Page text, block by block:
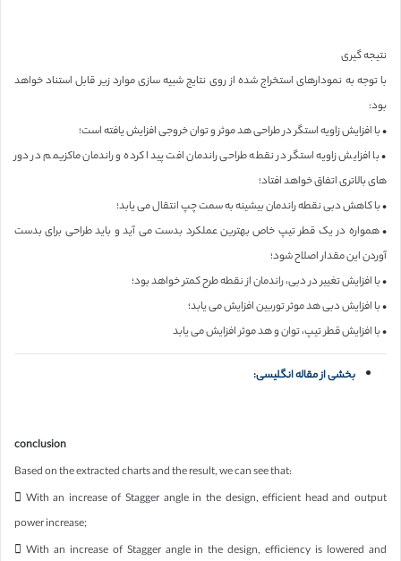
نتیجه گیری
با توجه به نمودارهای استخراج شده از روی نتایج شبیه سازی موارد زیر قابل استناد خواهد
بود:
• با افزایش زاویه استگر در طراحی هد موثر و توان خروجی افزایش یافته است؛
• با افزایش زاویه استگر در نقطه طراحی راندمان افت پیدا کرده و راندمان ماکزیمم در دور
های بالاتری اتفاق خواهد افتاد؛
• با کاهش دبی نقطه راندمان بیشینه به سمت چپ انتقال می یابد؛
• همواره در یک قطر تیپ خاص بهترین عملکرد بدست می آید و باید طراحی برای بدست
آوردن این مقدار اصلاح شود؛
• با افزایش تغییر در دبی، راندمان از نقطه طرح کمتر خواهد بود؛
• با افزایش دبی هد موثر توربین افزایش می یابد؛
• با افزایش قطر تیپ، توان و هد موثر افزایش می یابد
بخشی از مقاله انگلیسی:
conclusion
Based on the extracted charts and the result, we can see that:
 With an increase of Stagger angle in the design, efficient head and output
power increase;
 With an increase of Stagger angle in the design, efficiency is lowered and